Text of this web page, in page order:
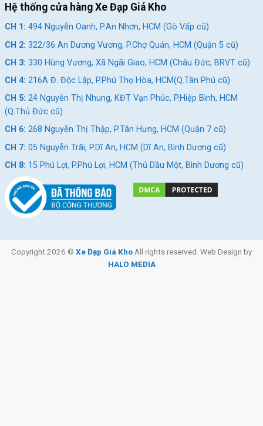
Hệ thống cửa hàng Xe Đạp Giá Kho
CH 1: 494 Nguyễn Oanh, P.An Nhơn, HCM (Gò Vấp cũ)
CH 2: 322/36 An Dương Vương, P.Chợ Quán, HCM (Quận 5 cũ)
CH 3: 330 Hùng Vương, Xã Ngãi Giao, HCM (Châu Đức, BRVT cũ)
CH 4: 216A Đ. Độc Lập, P.Phú Thọ Hòa, HCM(Q.Tân Phú cũ)
CH 5: 24 Nguyễn Thị Nhung, KĐT Vạn Phúc, P.Hiệp Bình, HCM
(Q.Thủ Đức cũ)
CH 6: 268 Nguyễn Thị Thập, P.Tân Hưng, HCM (Quận 7 cũ)
CH 7: 05 Nguyễn Trãi, P.Dĩ An, HCM (Dĩ An, Bình Dương cũ)
CH 8: 15 Phú Lợi, P.Phú Lợi, HCM (Thủ Dầu Một, Bình Dương cũ)
Copyright 2026 © Xe Đạp Giá Kho All rights reserved. Web Design by
HALO MEDIA